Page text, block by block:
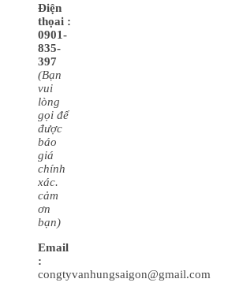
Điện
thọai :
0901-
835-
397
(Bạn
vui
lòng
gọi để
được
báo
giá
chính
xác.
cảm
ơn
bạn)
Email
:
congtyvanhungsaigon@gmail.com